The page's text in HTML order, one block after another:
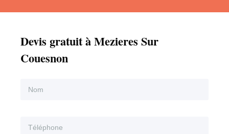
Devis gratuit à Mezieres Sur
Couesnon